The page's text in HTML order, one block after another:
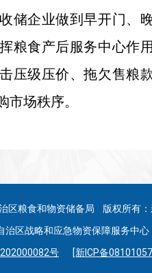
储企业做到早开门、
粮食产后服务中心作
压级压价、拖欠售粮
市场秩序。
区粮食和物资储备局 版权所有
治区战略和应急物资保障服务中
号
[新ICP备